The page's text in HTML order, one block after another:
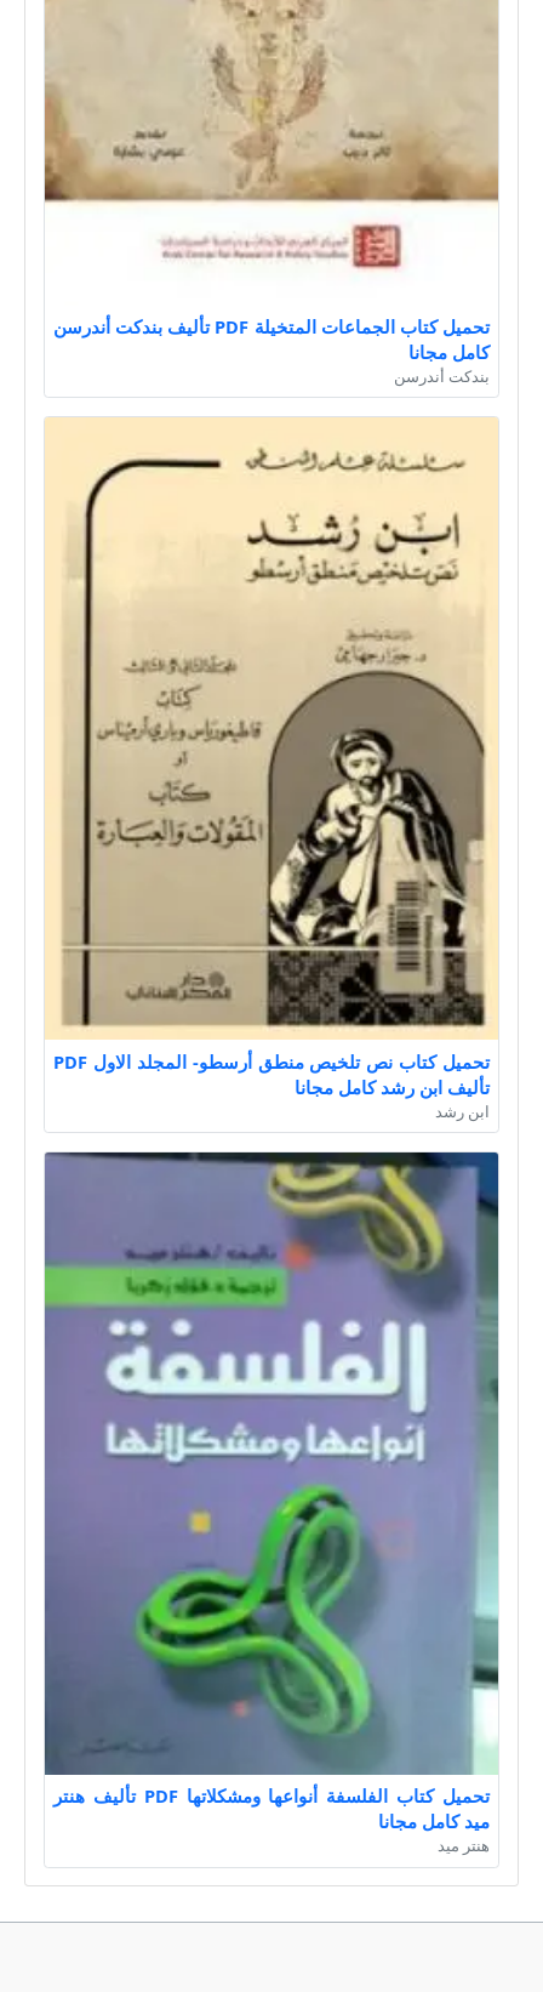
تحميل كتاب الجماعات المتخيلة PDF تأليف بندكت أندرسن
كامل مجانا
بندكت أندرسن
تحميل كتاب نص تلخيص منطق أرسطو- المجلد الاول PDF
تأليف ابن رشد كامل مجانا
ابن رشد
تحميل كتاب الفلسفة أنواعها ومشكلاتها PDF تأليف هنتر
ميد كامل مجانا
هنتر ميد